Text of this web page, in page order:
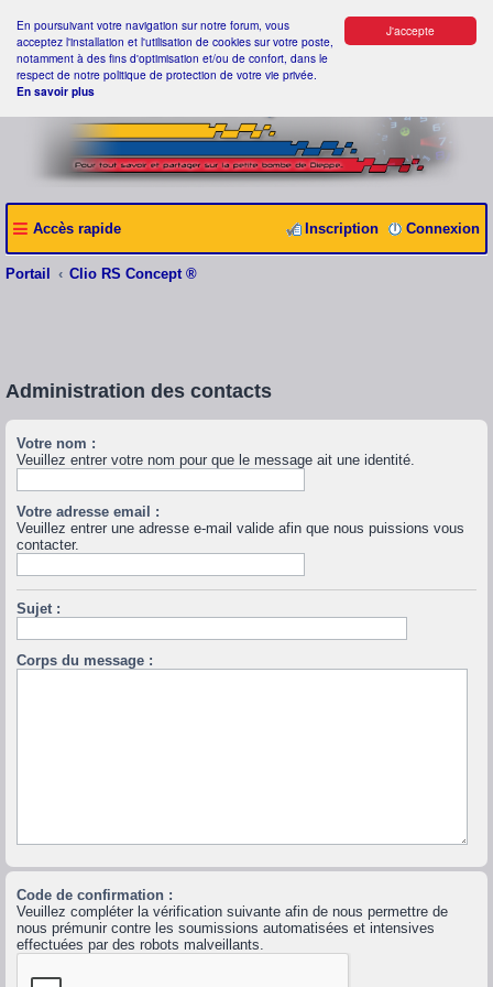
J'accepte
En poursuivant votre navigation sur notre forum, vous
acceptez l'installation et l'utilisation de cookies sur votre poste,
notamment à des fins d'optimisation et/ou de confort, dans le
respect de notre politique de protection de votre vie privée.
En savoir plus
Accès rapide Connexion
Inscription
Portail Clio RS Concept ®
Administration des contacts
Votre nom :
Veuillez entrer votre nom pour que le message ait une identité.
Votre adresse email :
Veuillez entrer une adresse e-mail valide afin que nous puissions vous
contacter.
Sujet :
Corps du message :
Code de confirmation :
Veuillez compléter la vérification suivante afin de nous permettre de
nous prémunir contre les soumissions automatisées et intensives
effectuées par des robots malveillants.